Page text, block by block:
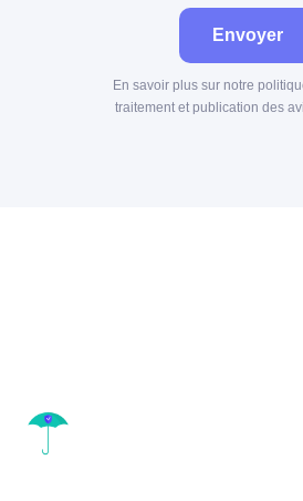
Envoyer
En savoir plus sur notre
traitement et publication des